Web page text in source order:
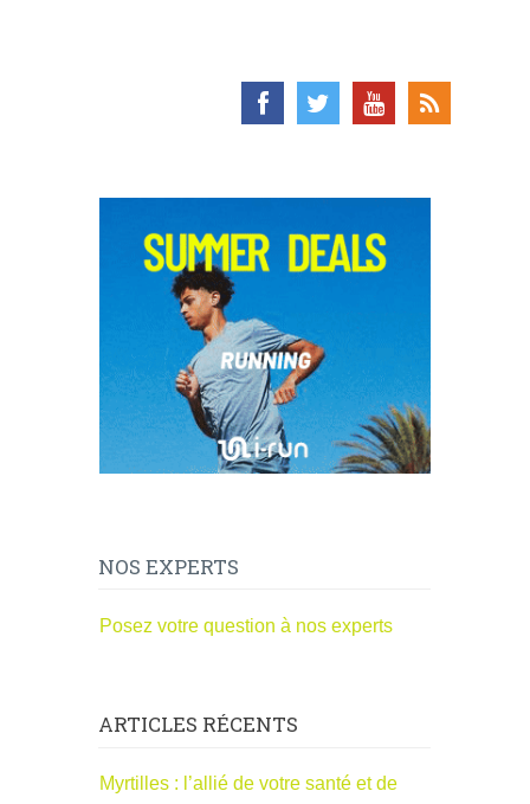
NOS EXPERTS
Posez votre question à nos experts
ARTICLES RÉCENTS
Myrtilles : l’allié de votre santé et de